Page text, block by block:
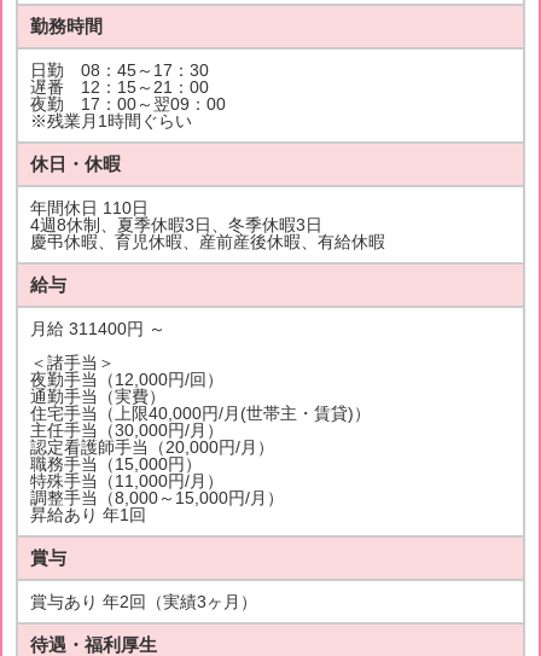
勤務時間
日勤 08：45～17：30
遅番 12：15～21：00
夜勤 17：00～翌09：00
※残業月1時間ぐらい
休日・休暇
年間休日 110日
4週8休制、夏季休暇3日、冬季休暇3日
慶弔休暇、育児休暇、産前産後休暇、有給休暇
給与
月給 311400円 ～
＜諸手当＞
夜勤手当（12,000円/回）
通勤手当（実費）
住宅手当（上限40,000円/月(世帯主・賃貸)）
主任手当（30,000円/月）
認定看護師手当（20,000円/月）
職務手当（15,000円）
特殊手当（11,000円/月）
調整手当（8,000～15,000円/月）
昇給あり 年1回
賞与
賞与あり 年2回（実績3ヶ月）
待遇・福利厚生